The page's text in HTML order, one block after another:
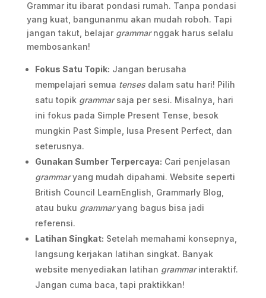
Grammar itu ibarat pondasi rumah. Tanpa pondasi
yang kuat, bangunanmu akan mudah roboh. Tapi
jangan takut, belajar grammarnggak harus selalu
membosankan!
Fokus Satu Topik: Jangan berusaha
mempelajari semua tensesdalam satu hari! Pilih
satu topik grammarsaja per sesi. Misalnya, hari
ini fokus pada Simple Present Tense, besok
mungkin Past Simple, lusa Present Perfect, dan
seterusnya.
Gunakan Sumber Terpercaya: Cari penjelasan
grammaryang mudah dipahami. Website seperti
British Council LearnEnglish, Grammarly Blog,
atau buku grammaryang bagus bisa jadi
referensi.
Latihan Singkat: Setelah memahami konsepnya,
langsung kerjakan latihan singkat. Banyak
website menyediakan latihan grammarinteraktif.
Jangan cuma baca, tapi praktikkan!